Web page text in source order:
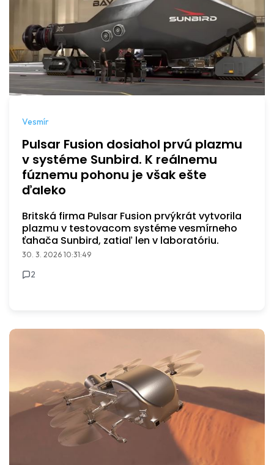
Vesmír
Pulsar Fusion dosiahol prvú plazmu
v systéme Sunbird. K reálnemu
fúznemu pohonu je však ešte
ďaleko
Britská firma Pulsar Fusion prvýkrát vytvorila
plazmu v testovacom systéme vesmírneho
ťahača Sunbird, zatiaľ len v laboratóriu.
30. 3. 2026 10:31:49
2